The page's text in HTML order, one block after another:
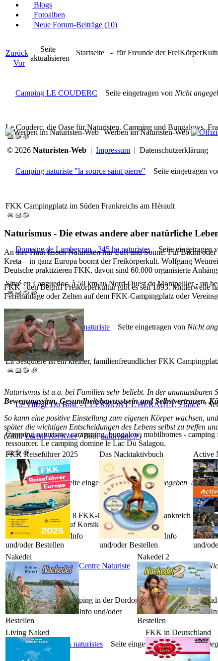
Blogs
Fotoalben
Neue Forum-Beiträge (10)
Zurück
Vor
Seite
aktualisieren
Startseite - für Freunde der
Camping LE COUDERC Seite eingetragen von Nicht
Le Couderc, die Oase für Naturisten. Camping und Bungalows.
Camping naturiste "la source saint pierre" Seite eingetragen
FKK Campingplatz im Süden Frankreichs am Hérault
Domaine de Lambeyran - 345 ha naturistesSeite eingetragen
Situé en Languedoc, à 50 km au Nord-Ouest de Montpellier - un
La Sesquière - centre naturiste Seite eingetragen von Nicht
La Sesquière ist ein kleiner, familienfreundlicher FKK
Le Village Du Bosc - CLERMONT L'HERAULT, France
Camping naturisme, caravaning, bungalow, mobilhomes -
ressourcer. Le camping domine le Lac Du Salagou.
Natustar.comSeite eingetragen vonNicht angegeben am
Natustar bietet Ihnen 8 FKK-Camping Plätze in Frankreich - in
Rhônes-Alpes and auf Korsika.
Domaine Laborde - Centre Naturiste Seite eingetragen von
4-Sterne Naturistencamping in der Dordogne / Lot et Garonne
socnat - campings naturistes Seite eingetragen vonNicht
Naturismus - Die etwas andere aber natürliche
An ihre Haut lassen Naturisten nur Luft und Sonne. Für Bikini
Kreta – in ganz Europa boomt der Freikörperkult. Wolfgang
Deutsche praktizieren FKK, davon sind 60.000 organisierte
FKK - den Begriff Freikörperkultur gibt es seit 1893. Mittlerweile
Ferienanlage oder Zelten auf dem FKK-Campingplatz oder
Naturismus ist u.a. bei Familien sehr beliebt. In der
Bewegungssinn, Gesundheitsbewusstsein und Selbstvertrauen,
So kann eine positive Einstellung zum eigenen Körper wachsen,
später die wichtigen Entscheidungen des Lebens selbst zu treffen
(Zitat:Lorenz Kerscher/ Bild:naturisme.fr)
FKK Reiseführer 2025
Info
und/oder Bestellen
Das Nacktaktivbuch
Info
und/oder Bestellen
Active
und/
Nakedei
Info und/oder
Bestellen
Nakedei 2
Bestellen
Living Naked
FKK in Deutschland
Werben im Naturisten-Web
© 2026 Naturisten-Web | Impressum | Datenschutzerklärung